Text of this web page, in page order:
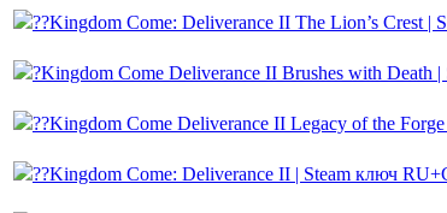
??Kingdom Come: Deliverance II The Lion’s Crest |
?Kingdom Come Deliverance II Brushes with Death |
??Kingdom Come Deliverance II Legacy of the
??Kingdom Come: Deliverance II | Steam ключ